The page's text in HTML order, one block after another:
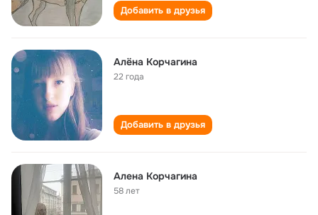
Добавить в друзья
Алёна Корчагина
22 года
Добавить в друзья
Алена Корчагина
58 лет